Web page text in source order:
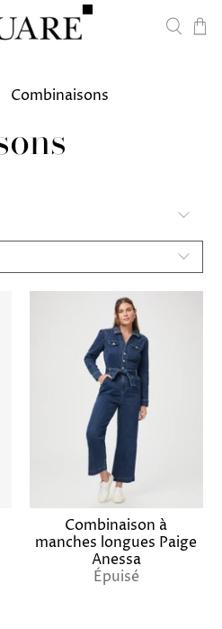
Combinaisons
Combinaison à
manches longues Paige
Anessa
Épuisé